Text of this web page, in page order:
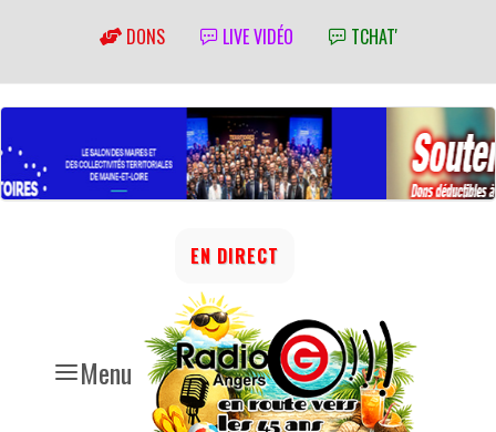
DONS LIVE VIDÉO TCHAT'
Menu
EN DIRECT